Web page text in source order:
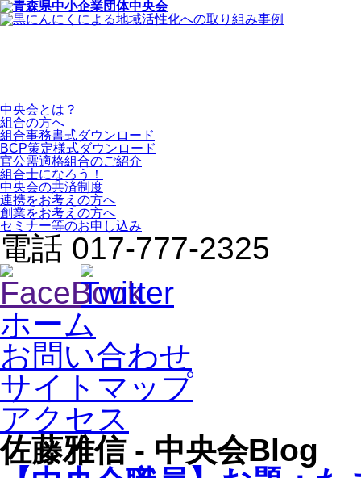
中央会とは？
組合の方へ
組合事務書式ダウンロード
BCP策定様式ダウンロード
官公需適格組合のご紹介
組合士になろう！
中央会の共済制度
連携をお考えの方へ
創業をお考えの方へ
セミナー等のお申し込み
電話 017-777-2325
ホーム
お問い合わせ
サイトマップ
アクセス
佐藤雅信 - 中央会Blog